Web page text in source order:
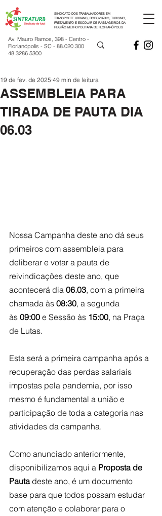
SINDICATO DOS TRABALHADORES EM
TRANSPORTE URBANO, RODOVIÁRIO, TURISMO,
FRETAMENTO E ESCOLAR DE PASSAGEIROS DA
REGIÃO METROPOLITANA DE FLORIANÓPOLIS
Av. Mauro Ramos, 398 - Centro -
Florianópolis - SC - 88.020.300
48 3286 5300
ASSEMBLEIA PARA
TIRADA DE PAUTA DIA
06.03
19 de fev. de 2025 49 min de leitura
Nossa Campanha deste ano dá seus
primeiros com assembleia para
deliberar e votar a pauta de
reivindicações deste ano, que
acontecerá dia 06.03, com a primeira
chamada às 08:30, a segunda
às 09:00 e Sessão às 15:00, na Praça
de Lutas.
Esta será a primeira campanha após a
recuperação das perdas salariais
impostas pela pandemia, por isso
mesmo é fundamental a união e
participação de toda a categoria nas
atividades da campanha.
Como anunciado anteriormente,
disponibilizamos aqui a Proposta de
Pauta deste ano, é um documento
base para que todos possam estudar
com atenção e colaborar para o